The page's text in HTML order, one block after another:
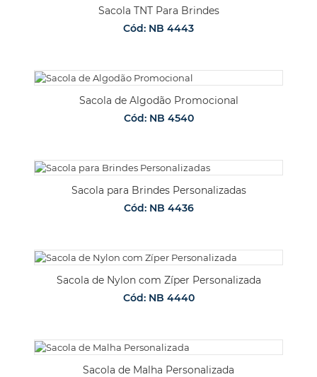
Sacola TNT Para Brindes
Cód: NB 4443
Sacola de Algodão Promocional
Cód: NB 4540
Sacola para Brindes Personalizadas
Cód: NB 4436
Sacola de Nylon com Zíper Personalizada
Cód: NB 4440
Sacola de Malha Personalizada